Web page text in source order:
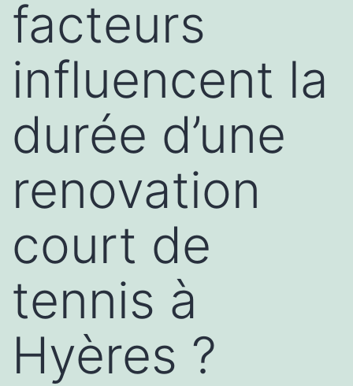
facteurs
influencent la
durée d’une
renovation
court de
tennis à
Hyères ?